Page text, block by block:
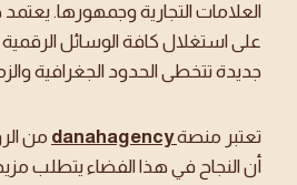
العلامات التجارية وجمهورها.
على استغلال كافة الوسائل الرقمية
جديدة تتخطى الحدود الجغرافية
تعتبر منصةdanahagency من
أن النجاح في هذا الفضاء يتطلب